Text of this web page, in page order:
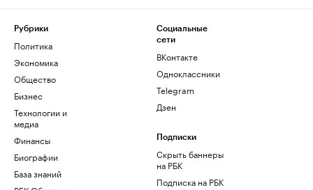
Рубрики
Политика
Экономика
Общество
Бизнес
Технологии и
медиа
Финансы
Биографии
База знаний
Социальные
сети
ВКонтакте
Одноклассники
Telegram
Дзен
Подписки
Скрыть баннеры
на РБК
Подписка на РБК